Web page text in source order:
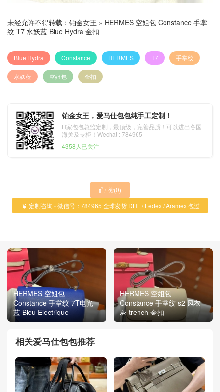
未经允许不得转载： 铂金女王 » HERMES 空姐包 Constance 手掌
纹 T7 水妖蓝 Blue Hydra 金扣
Blue Hydra Constance HERMES T7 手掌纹
水妖蓝 空姐包 金扣
铂金女王，爱马仕包包纯手工定制！
H家包包总监定制，最顶级，完善品质！可以进出各国
海关及专柜！Wechat : 784965
4358人已关注
 赞(0)
 定制咨询 - 微信号：784965 全球发货 DHL / Fedex / Aramex 包过
HERMES 空姐包
Constance 手掌纹 7T电光
蓝 Bleu Electrique
HERMES 空姐包
Constance 手掌纹 s2 风衣
灰 trench 金扣
相关爱马仕包包推荐